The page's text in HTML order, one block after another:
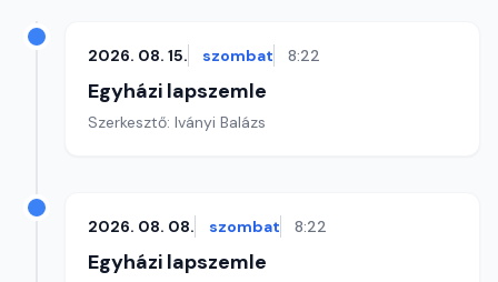
2026. 08. 15. szombat 8:22
Egyházi lapszemle
Szerkesztő: Iványi Balázs
2026. 08. 08. szombat 8:22
Egyházi lapszemle